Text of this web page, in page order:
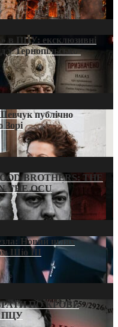
ПЦУ: ексклюзивні
у Тернопільсько-
публічно
Зорі
BROTHERS: THE
THE OCU
Новий шлях
Шіо III
ПО КРОВІ:
ПЦУ